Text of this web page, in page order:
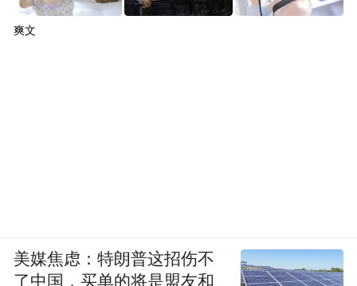
爽文
美媒焦虑：特朗普这招伤不
了中国，买单的将是盟友和